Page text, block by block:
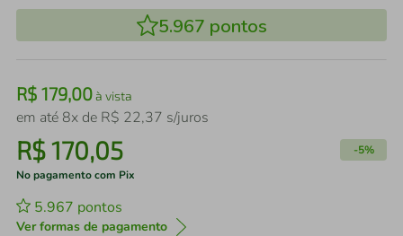
5.967 pontos
R$ 179,00à vista
em até 8x de R$ 22,37 s/juros
R$170,05 -5%
No pagamento com Pix
5.967 pontos
Ver formas de pagamento